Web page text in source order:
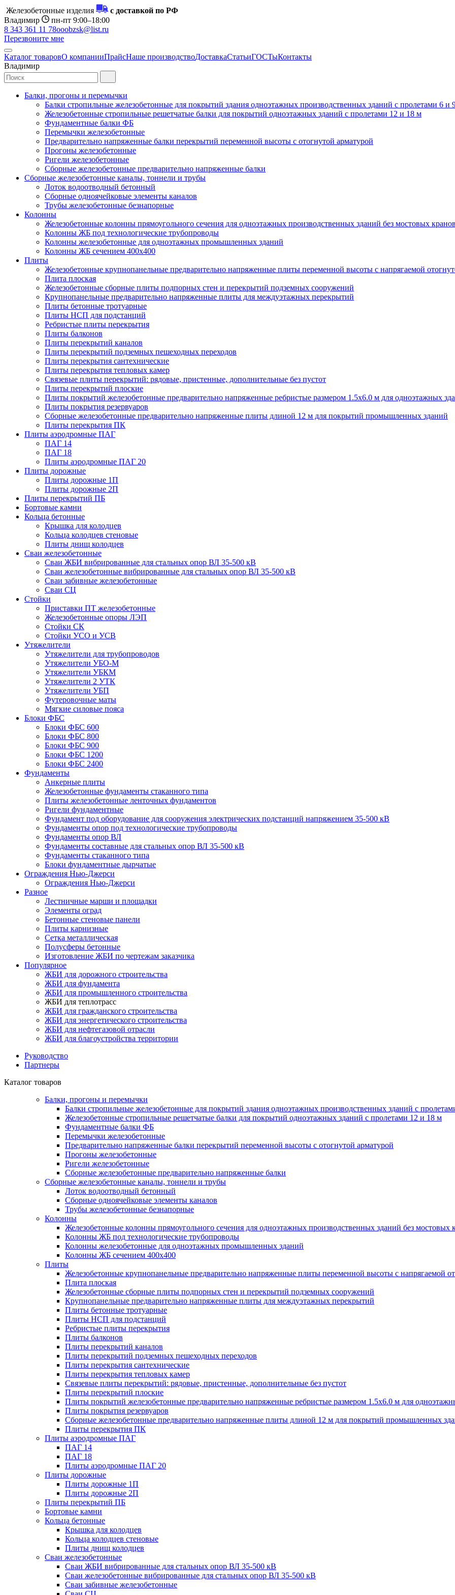
Железобетонные изделия
с доставкой по РФ
Владимир
пн-пт 9:00–18:00
8 343 361 11 78ooobzsk@list.ru
Перезвоните мне
Каталог товаровО компанииПрайсНаше производствоДоставкаСтатьиГОСТыКонтакты
Владимир
Балки, прогоны и перемычки
Балки стропильные железобетонные для покрытий здания одноэтажных производственных зданий с пролетами 6
Железобетонные стропильные решетчатые балки для покрытий одноэтажных зданий с пролетами 12 и 18 м
Фундаментные балки ФБ
Перемычки железобетонные
Предварительно напряженные балки перекрытий переменной высоты с отогнутой арматурой
Прогоны железобетонные
Ригели железобетонные
Сборные железобетонные предварительно напряженные балки
Сборные железобетонные каналы, тоннели и трубы
Лоток водоотводный бетонный
Сборные одноячейковые элементы каналов
Трубы железобетонные безнапорные
Колонны
Железобетонные колонны прямоугольного сечения для одноэтажных производственных зданий без мостовых кранов
Колонны ЖБ под технологические трубопроводы
Колонны железобетонные для одноэтажных промышленных зданий
Колонны ЖБ сечением 400х400
Плиты
Железобетонные крупнопанельные предварительно напряженные плиты переменной высоты с напрягаемой
Плита плоская
Железобетонные сборные плиты подпорных стен и перекрытий подземных сооружений
Крупнопанельные предварительно напряженные плиты для междуэтажных перекрытий
Плиты бетонные тротуарные
Плиты НСП для подстанций
Ребристые плиты перекрытия
Плиты балконов
Плиты перекрытий каналов
Плиты перекрытий подземных пешеходных переходов
Плиты перекрытия сантехнические
Плиты перекрытия тепловых камер
Связевые плиты перекрытий: рядовые, пристенные, дополнительные без пустот
Плиты перекрытий плоские
Плиты покрытий железобетонные предварительно напряженные ребристые размером 1.5х6.0 м для одноэтажных
Плиты покрытия резервуаров
Сборные железобетонные предварительно напряженные плиты длиной 12 м для покрытий промышленных зданий
Плиты перекрытия ПК
Плиты аэродромные ПАГ
ПАГ 14
ПАГ 18
Плиты аэродромные ПАГ 20
Плиты дорожные
Плиты дорожные 1П
Плиты дорожные 2П
Плиты перекрытий ПБ
Бортовые камни
Кольца бетонные
Крышка для колодцев
Кольца колодцев стеновые
Плиты днищ колодцев
Сваи железобетонные
Сваи ЖБИ вибрированные для стальных опор ВЛ 35-500 кВ
Сваи железобетонные вибрированные для стальных опор ВЛ 35-500 кВ
Сваи забивные железобетонные
Сваи СЦ
Стойки
Приставки ПТ железобетонные
Железобетонные опоры ЛЭП
Стойки СК
Стойки УСО и УСВ
Утяжелители
Утяжелители для трубопроводов
Утяжелители УБО-М
Утяжелители УБКМ
Утяжелители 2 УТК
Утяжелители УБП
Футеровочные маты
Мягкие силовые пояса
Блоки ФБС
Блоки ФБС 600
Блоки ФБС 800
Блоки ФБС 900
Блоки ФБС 1200
Блоки ФБС 2400
Фундаменты
Анкерные плиты
Железобетонные фундаменты стаканного типа
Плиты железобетонные ленточных фундаментов
Ригели фундаментные
Фундамент под оборудование для сооружения электрических подстанций напряжением 35-500 кВ
Фундаменты опор под технологические трубопроводы
Фундаменты опор ВЛ
Фундаменты составные для стальных опор ВЛ 35-500 кВ
Фундаменты стаканного типа
Блоки фундаментные дырчатые
Ограждения Нью-Джерси
Ограждения Нью-Джерси
Разное
Лестничные марши и площадки
Элементы оград
Бетонные стеновые панели
Плиты карнизные
Сетка металлическая
Полусферы бетонные
Изготовление ЖБИ по чертежам заказчика
Популярное
ЖБИ для дорожного строительства
ЖБИ для фундамента
ЖБИ для промышленного строительства
ЖБИ для теплотрасс
ЖБИ для гражданского строительства
ЖБИ для энергетического строительства
ЖБИ для нефтегазовой отрасли
ЖБИ для благоустройства территории
Руководство
Партнеры
Каталог товаров
Балки, прогоны и перемычки
Балки стропильные железобетонные для покрытий здания одноэтажных производственных зданий с
Железобетонные стропильные решетчатые балки для покрытий одноэтажных зданий с пролетами 12 и 18 м
Фундаментные балки ФБ
Перемычки железобетонные
Предварительно напряженные балки перекрытий переменной высоты с отогнутой арматурой
Прогоны железобетонные
Ригели железобетонные
Сборные железобетонные предварительно напряженные балки
Сборные железобетонные каналы, тоннели и трубы
Лоток водоотводный бетонный
Сборные одноячейковые элементы каналов
Трубы железобетонные безнапорные
Колонны
Железобетонные колонны прямоугольного сечения для одноэтажных производственных зданий без мостовых
Колонны ЖБ под технологические трубопроводы
Колонны железобетонные для одноэтажных промышленных зданий
Колонны ЖБ сечением 400х400
Плиты
Железобетонные крупнопанельные предварительно напряженные плиты переменной высоты с напрягаемой
Плита плоская
Железобетонные сборные плиты подпорных стен и перекрытий подземных сооружений
Крупнопанельные предварительно напряженные плиты для междуэтажных перекрытий
Плиты бетонные тротуарные
Плиты НСП для подстанций
Ребристые плиты перекрытия
Плиты балконов
Плиты перекрытий каналов
Плиты перекрытий подземных пешеходных переходов
Плиты перекрытия сантехнические
Плиты перекрытия тепловых камер
Связевые плиты перекрытий: рядовые, пристенные, дополнительные без пустот
Плиты перекрытий плоские
Плиты покрытий железобетонные предварительно напряженные ребристые размером 1.5х6.0 м для
Плиты покрытия резервуаров
Сборные железобетонные предварительно напряженные плиты длиной 12 м для покрытий промышленных
Плиты перекрытия ПК
Плиты аэродромные ПАГ
ПАГ 14
ПАГ 18
Плиты аэродромные ПАГ 20
Плиты дорожные
Плиты дорожные 1П
Плиты дорожные 2П
Плиты перекрытий ПБ
Бортовые камни
Кольца бетонные
Крышка для колодцев
Кольца колодцев стеновые
Плиты днищ колодцев
Сваи железобетонные
Сваи ЖБИ вибрированные для стальных опор ВЛ 35-500 кВ
Сваи железобетонные вибрированные для стальных опор ВЛ 35-500 кВ
Сваи забивные железобетонные